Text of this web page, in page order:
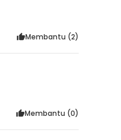
Membantu (2)
Membantu (0)